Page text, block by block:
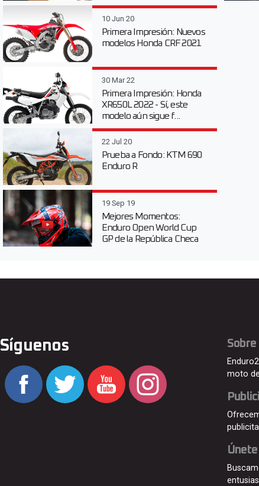
10 Jun 20
Primera Impresión: Nuevos
modelos Honda CRF 2021
30 Mar 22
Primera Impresión: Honda
XR650L 2022 - Sí, este
modelo aún sigue f...
22 Jul 20
Prueba a Fondo: KTM 690
Enduro R
19 Sep 19
Mejores Momentos:
Enduro Open World Cup
GP de la República Checa
Síguenos
moto